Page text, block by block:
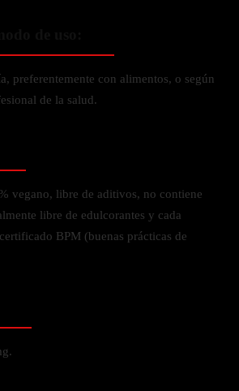
preferentemente con alimentos, o según
de la salud.
vegano, libre de aditivos, no contiene
libre de edulcorantes y cada
BPM (buenas prácticas de